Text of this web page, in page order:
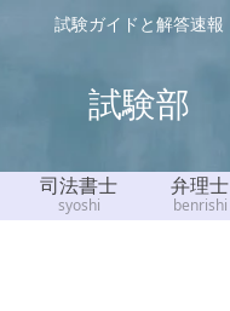
試験ガイドと解答速報
試験部
司法書士
syoshi
弁理士
benrishi